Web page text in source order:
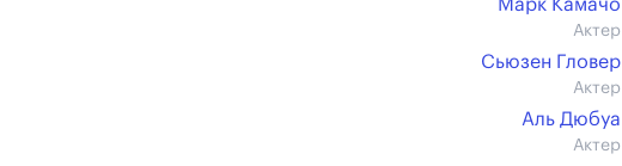
Марк Камачо
Актер
Сьюзен Гловер
Актер
Аль Дюбуа
Актер